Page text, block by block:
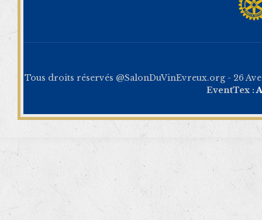
Tous droits réservés @SalonDuVinEvreux.org - 26
EventTex :